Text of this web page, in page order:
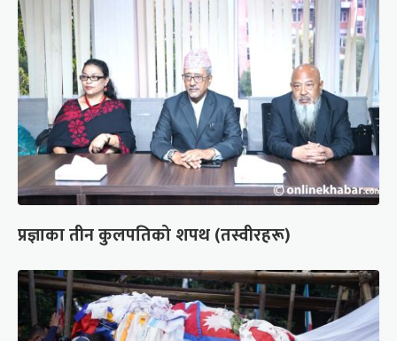
प्रज्ञाका तीन कुलपतिको शपथ (तस्वीरहरू)